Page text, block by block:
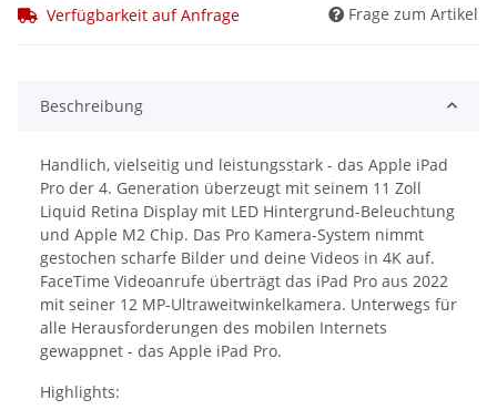
Verfügbarkeit auf Anfrage Frage zum Artikel
Beschreibung
Handlich, vielseitig und leistungsstark - das Apple iPad
Pro der 4. Generation überzeugt mit seinem 11 Zoll
Liquid Retina Display mit LED Hintergrund-Beleuchtung
und Apple M2 Chip. Das Pro Kamera-System nimmt
gestochen scharfe Bilder und deine Videos in 4K auf.
FaceTime Videoanrufe überträgt das iPad Pro aus 2022
mit seiner 12 MP-Ultraweitwinkelkamera. Unterwegs für
alle Herausforderungen des mobilen Internets
gewappnet - das Apple iPad Pro.
Highlights: